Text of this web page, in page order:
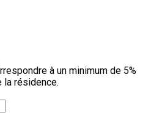
à un minimum de 5%
la résidence.